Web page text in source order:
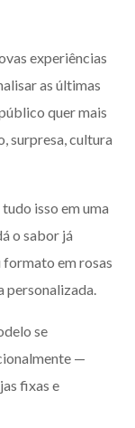
experiências
as últimas
quer mais
surpresa, cultura
isso em uma
o sabor já
formato em rosas
personalizada.
se
—
fixas e